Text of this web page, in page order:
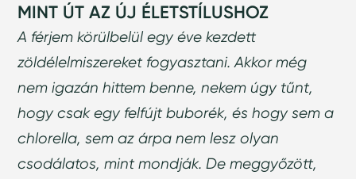
MINT ÚT AZ ÚJ ÉLETSTÍLUSHOZ
A férjem körülbelül egy éve kezdett
zöldélelmiszereket fogyasztani. Akkor még
nem igazán hittem benne, nekem úgy tűnt,
hogy csak egy felfújt buborék, és hogy sem a
chlorella, sem az árpa nem lesz olyan
csodálatos, mint mondják. De meggyőzött,